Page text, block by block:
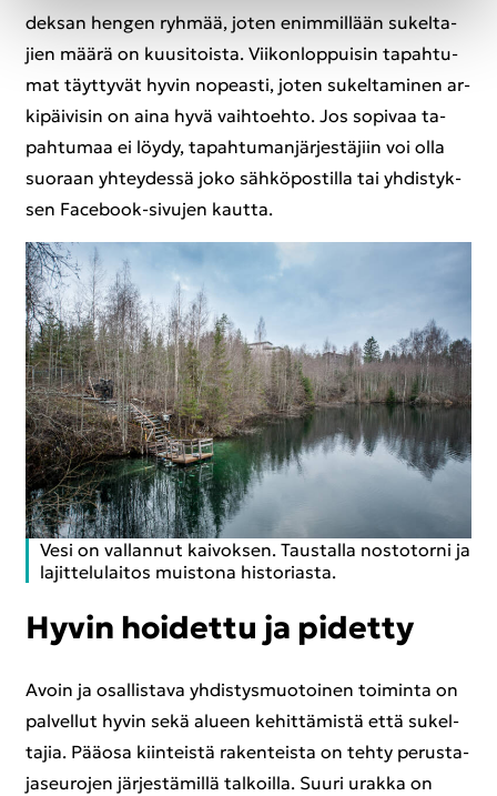
dek­san hen­gen ryh­mää, joten enim­mil­lään su­kel­ta­
jien määrä on kuusi­tois­ta. Vii­kon­lop­pui­sin ta­pah­tu­
mat täyt­ty­vät hyvin no­peas­ti, joten su­kel­ta­mi­nen ar­
ki­päi­vi­sin on aina hyvä vaih­toeh­to. Jos so­pi­vaa ta­
pah­tu­maa ei löydy, ta­pah­tu­man­jär­jes­tä­jiin voi olla
suo­raan yh­tey­des­sä joko säh­kö­pos­til­la tai yh­dis­tyk­
sen Facebook-​sivujen kaut­ta.
Vesi on val­lan­nut kai­vok­sen. Taus­tal­la nos­to­tor­ni ja
la­jit­te­lu­lai­tos muis­to­na his­to­rias­ta.
Hyvin hoi­det­tu ja pi­det­ty
Avoin ja osal­lis­ta­va yh­dis­tys­muo­toi­nen toi­min­ta on
pal­vel­lut hyvin sekä alu­een ke­hit­tä­mis­tä että su­kel­
ta­jia. Pää­osa kiin­teis­tä ra­ken­teis­ta on tehty pe­rus­ta­
ja­seu­ro­jen jär­jes­tä­mil­lä tal­koil­la. Suuri urak­ka on